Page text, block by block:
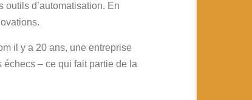
outils d’automatisation. En
il y a 20 ans, une entreprise
échecs – ce qui fait partie de la